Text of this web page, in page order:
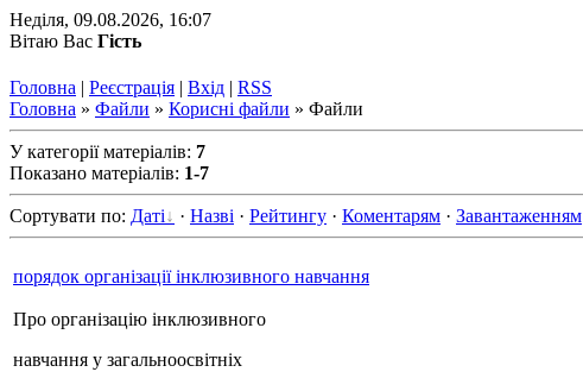
Неділя, 09.08.2026, 16:07
Вітаю Вас Гість
Головна | Реєстрація | Вхід | RSS
Головна » Файли » Корисні файли » Файли
У категорії матеріалів: 7
Показано матеріалів: 1-7
Сортувати по: Даті · Назві · Рейтингу · Коментарям · Завантаженням
порядок організації інклюзивного навчання
Про організацію інклюзивного
навчання у загальноосвітніх